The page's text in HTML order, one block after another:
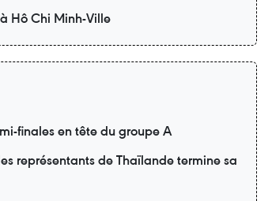
Hô Chi Minh-Ville
finales en tête du groupe A
représentants de Thaïlande termine sa